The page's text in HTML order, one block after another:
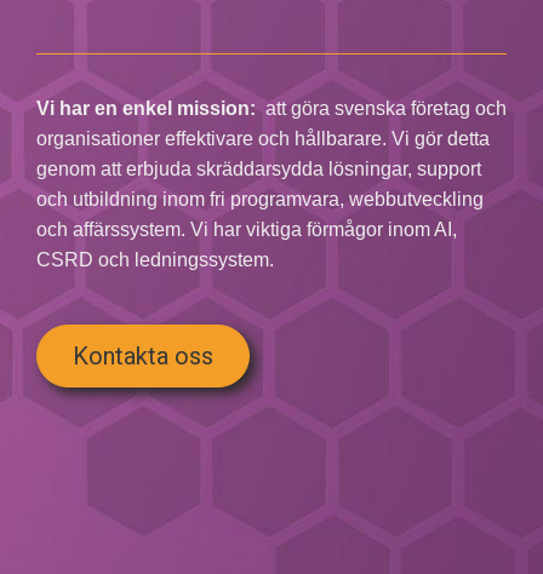
Vi har en enkel mission: att göra svenska företag och
organisationer effektivare och hållbarare. Vi gör detta
genom att erbjuda skräddarsydda lösningar, support
och utbildning inom fri programvara, webbutveckling
och affärssystem. Vi har viktiga förmågor inom AI,
CSRD och ledningssystem.
Kontakta oss